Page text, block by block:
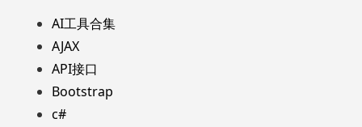
AI工具合集
AJAX
API接口
Bootstrap
c#